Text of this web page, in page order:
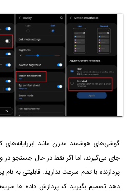
گوشی‌های هوشمند مدرن مانند
جای می‌گیرند، اما اگر فقط در حال جستجو در
پردازنده با تمام سرعت ندارید. قابلیتی به
دهد تصمیم بگیرید که پردازش داده ها